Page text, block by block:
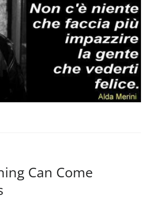
Can Come